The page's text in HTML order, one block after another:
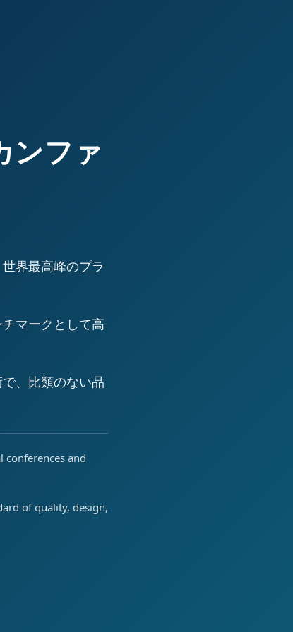
ファ
界最高峰のプラ
マークとして高
、比類のない品
conferences and
of quality, design,